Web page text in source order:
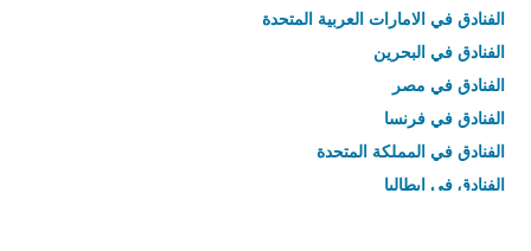
الفنادق في الامارات العربية المتحدة
الفنادق في البحرين
الفنادق في مصر
الفنادق في فرنسا
الفنادق في المملكة المتحدة
الفنادق في إيطاليا